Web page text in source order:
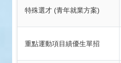
特殊選才 (青年就業方案)
重點運動項目績優生單招